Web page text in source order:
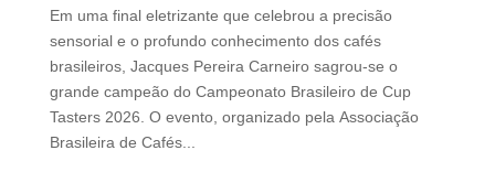
Em uma final eletrizante que celebrou a precisão
sensorial e o profundo conhecimento dos cafés
brasileiros, Jacques Pereira Carneiro sagrou-se o
grande campeão do Campeonato Brasileiro de Cup
Tasters 2026. O evento, organizado pela Associação
Brasileira de Cafés...